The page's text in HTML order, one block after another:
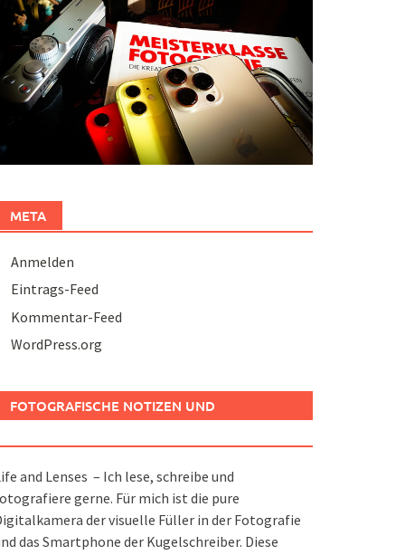
META
Anmelden
Eintrags-Feed
Kommentar-Feed
WordPress.org
FOTOGRAFISCHE NOTIZEN UND
and Lenses – Ich lese, schreibe und
gerne. Für mich ist die pure
der visuelle Füller in der Fotografie
das Smartphone der Kugelschreiber. Diese